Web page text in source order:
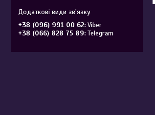
+38 (096) 991 00 62 Viber
+38 (066) 828 75 89 Telegram